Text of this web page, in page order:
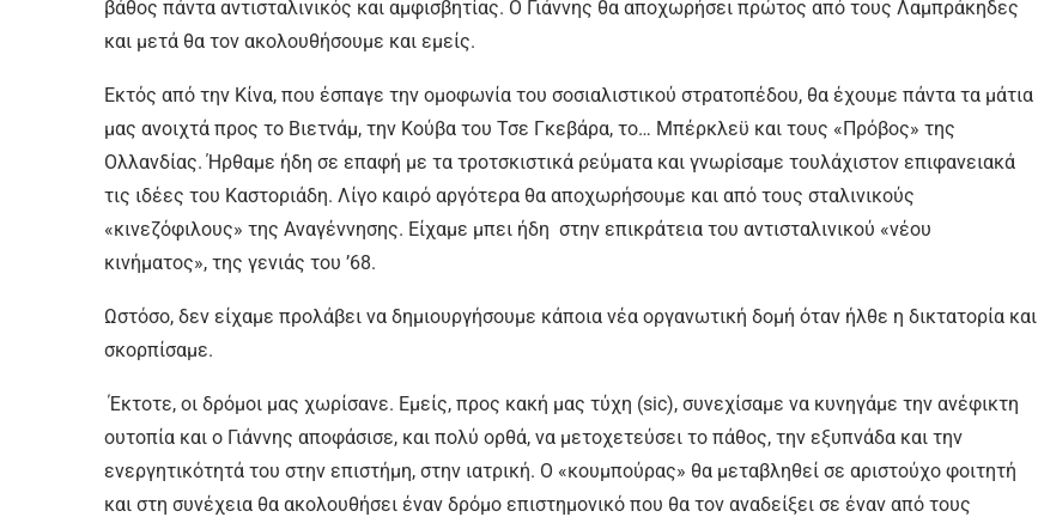
βάθος πάντα αντισταλινικός και αμφισβητίας. Ο Γιάννης θα αποχωρήσει πρώτος από τους Λαμπράκηδες
και μετά θα τον ακολουθήσουμε και εμείς.
Εκτός από την Κίνα, που έσπαγε την ομοφωνία του σοσιαλιστικού στρατοπέδου, θα έχουμε πάντα τα μάτια
μας ανοιχτά προς το Βιετνάμ, την Κούβα του Τσε Γκεβάρα, το… Μπέρκλεϋ και τους «Πρόβος» της
Ολλανδίας. Ήρθαμε ήδη σε επαφή με τα τροτσκιστικά ρεύματα και γνωρίσαμε τουλάχιστον επιφανειακά
τις ιδέες του Καστοριάδη. Λίγο καιρό αργότερα θα αποχωρήσουμε και από τους σταλινικούς
«κινεζόφιλους» της Αναγέννησης. Είχαμε μπει ήδη στην επικράτεια του αντισταλινικού «νέου
κινήματος», της γενιάς του ’68.
Ωστόσο, δεν είχαμε προλάβει να δημιουργήσουμε κάποια νέα οργανωτική δομή όταν ήλθε η δικτατορία και
σκορπίσαμε.
Έκτοτε, οι δρόμοι μας χωρίσανε. Εμείς, προς κακή μας τύχη (sic), συνεχίσαμε να κυνηγάμε την ανέφικτη
ουτοπία και ο Γιάννης αποφάσισε, και πολύ ορθά, να μετοχετεύσει το πάθος, την εξυπνάδα και την
ενεργητικότητά του στην επιστήμη, στην ιατρική. Ο «κουμπούρας» θα μεταβληθεί σε αριστούχο φοιτητή
και στη συνέχεια θα ακολουθήσει έναν δρόμο επιστημονικό που θα τον αναδείξει σε έναν από τους